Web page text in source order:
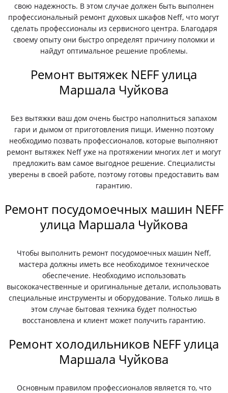
свою надежность. В этом случае должен быть выполнен
профессиональный ремонт духовых шкафов Neff, что могут
сделать профессионалы из сервисного центра. Благодаря
своему опыту они быстро определят причину поломки и
найдут оптимальное решение проблемы.
Ремонт вытяжек NEFF улица
Маршала Чуйкова
Без вытяжки ваш дом очень быстро наполниться запахом
гари и дымом от приготовления пищи. Именно поэтому
необходимо позвать профессионалов, которые выполняют
ремонт вытяжек Neff уже на протяжении многих лет и могут
предложить вам самое выгодное решение. Специалисты
уверены в своей работе, поэтому готовы предоставить вам
гарантию.
Ремонт посудомоечных машин NEFF
улица Маршала Чуйкова
Чтобы выполнить ремонт посудомоечных машин Neff,
мастера должны иметь все необходимое техническое
обеспечение. Необходимо использовать
высококачественные и оригинальные детали, использовать
специальные инструменты и оборудование. Только лишь в
этом случае бытовая техника будет полностью
восстановлена и клиент может получить гарантию.
Ремонт холодильников NEFF улица
Маршала Чуйкова
Основным правилом профессионалов является то, что